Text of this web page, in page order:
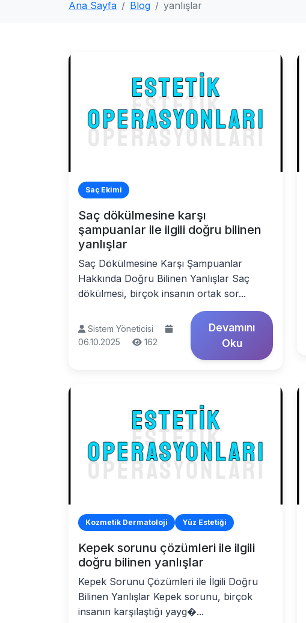
Ana Sayfa Blog yanlışlar
Saç Ekimi
Saç dökülmesine karşı
şampuanlar ile ilgili doğru bilinen
yanlışlar
Saç Dökülmesine Karşı Şampuanlar
Hakkında Doğru Bilinen Yanlışlar Saç
dökülmesi, birçok insanın ortak sor...
Sistem Yöneticisi
06.10.2025
162
Devamını
Oku
Kozmetik Dermatoloji Yüz Estetiği
Kepek sorunu çözümleri ile ilgili
doğru bilinen yanlışlar
Kepek Sorunu Çözümleri ile İlgili Doğru
Bilinen Yanlışlar Kepek sorunu, birçok
insanın karşılaştığı yayg�...